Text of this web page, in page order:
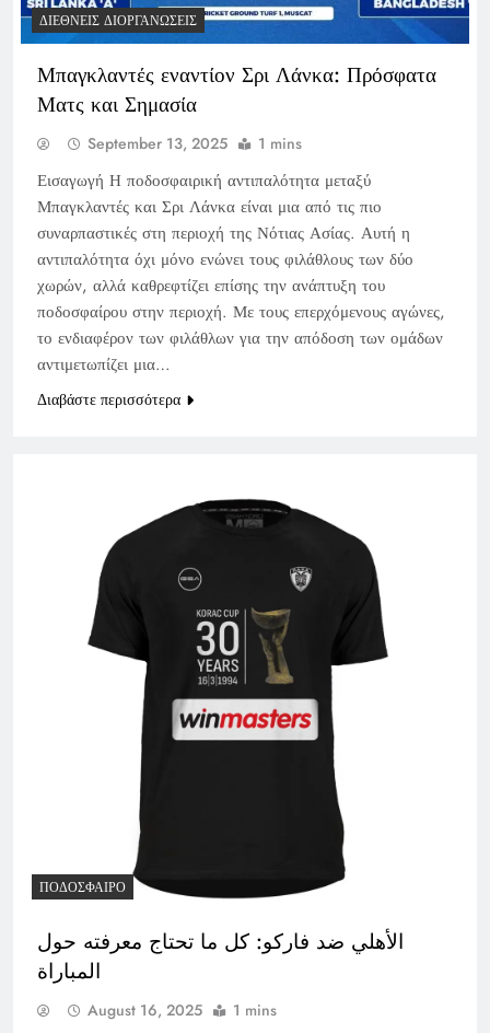
ΔΙΕΘΝΕΊΣ ΔΙΟΡΓΑΝΏΣΕΙΣ
Μπαγκλαντές εναντίον Σρι Λάνκα: Πρόσφατα
Ματς και Σημασία
September 13, 2025 1 mins
Εισαγωγή Η ποδοσφαιρική αντιπαλότητα μεταξύ
Μπαγκλαντές και Σρι Λάνκα είναι μια από τις πιο
συναρπαστικές στη περιοχή της Νότιας Ασίας. Αυτή η
αντιπαλότητα όχι μόνο ενώνει τους φιλάθλους των δύο
χωρών, αλλά καθρεφτίζει επίσης την ανάπτυξη του
ποδοσφαίρου στην περιοχή. Με τους επερχόμενους αγώνες,
το ενδιαφέρον των φιλάθλων για την απόδοση των ομάδων
αντιμετωπίζει μια…
Διαβάστε περισσότερα
ΠΟΔΌΣΦΑΙΡΟ
الأهلي ضد فاركو: كل ما تحتاج معرفته حول
المباراة
August 16, 2025 1 mins